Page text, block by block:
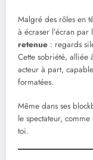
Malgré des rôles en
à écraser l’écran par
retenue : regards
Cette sobriété, alliée
acteur à part,
formatées.
Même dans ses
le spectateur,
toi.